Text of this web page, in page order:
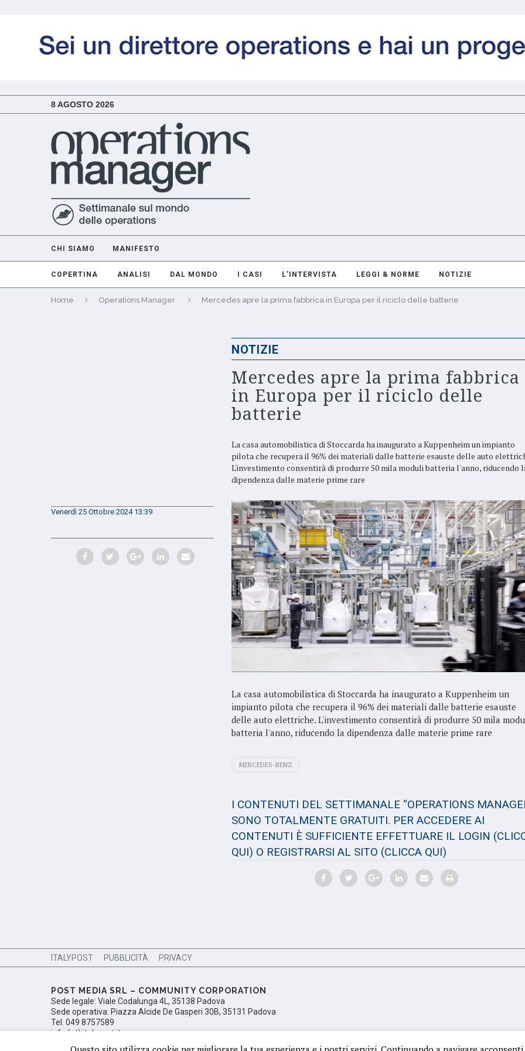
8 AGOSTO 2026
CHI SIAMO MANIFESTO
COPERTINA ANALISI DAL MONDO I CASI L’INTERVISTA LEGGI & NORME NOTIZIE
Home Operations Manager Mercedes apre la prima fabbrica in Europa per il riciclo delle batterie
NOTIZIE
Mercedes apre la prima fabbrica
in Europa per il riciclo delle
batterie
La casa automobilistica di Stoccarda ha inaugurato a Kuppenheim un impianto
pilota che recupera il 96% dei materiali dalle batterie esauste delle auto
L'investimento consentirà di produrre 50 mila moduli batteria l'anno, riducendo
dipendenza dalle materie prime rare
Venerdì 25 Ottobre 2024 13:39
La casa automobilistica di Stoccarda ha inaugurato a Kuppenheim un
impianto pilota che recupera il 96% dei materiali dalle batterie esauste
delle auto elettriche. L'investimento consentirà di produrre 50 mila
batteria l'anno, riducendo la dipendenza dalle materie prime rare
MERCEDES-BENZ
I CONTENUTI DEL SETTIMANALE “OPERATIONS
SONO TOTALMENTE GRATUITI. PER ACCEDERE AI
CONTENUTI È SUFFICIENTE EFFETTUARE IL LOGIN
QUI) O REGISTRARSI AL SITO (CLICCA QUI)
ITALYPOST PUBBLICITÀ PRIVACY
POST MEDIA SRL – COMMUNITY CORPORATION
Sede legale: Viale Codalunga 4L, 35138 Padova
Sede operativa: Piazza Alcide De Gasperi 30B, 35131 Padova
Tel. 049 8757589
info (at) italypost.it